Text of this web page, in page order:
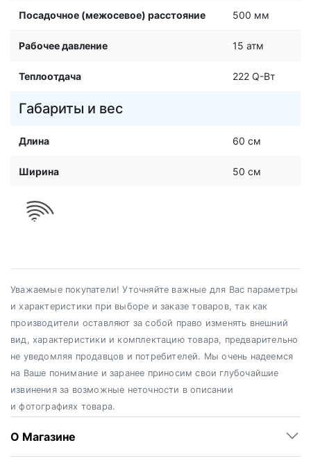
Посадочное (межосевое) расстояние 500 мм
Рабочее давление 15 атм
Теплоотдача 222 Q-Вт
Габариты и вес
Длина 60 см
Ширина 50 см
Уважаемые покупатели! Уточняйте важные для Вас параметры
и характеристики при выборе и заказе товаров, так как
производители оставляют за собой право изменять внешний
вид, характеристики и комплектацию товара, предварительно
не уведомляя продавцов и потребителей. Мы очень надеемся
на Ваше понимание и заранее приносим свои глубочайшие
извинения за возможные неточности в описании
и фотографиях товара.
О Магазине